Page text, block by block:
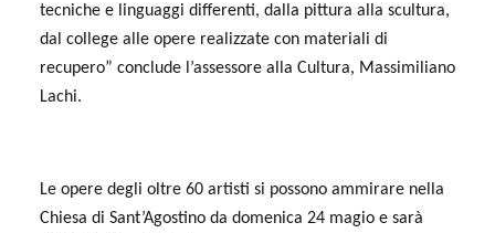
tecniche e linguaggi differenti, dalla pittura alla scultura,
dal college alle opere realizzate con materiali di
recupero” conclude l’assessore alla Cultura, Massimiliano
Lachi.
Le opere degli oltre 60 artisti si possono ammirare nella
Chiesa di Sant’Agostino da domenica 24 magio e sarà